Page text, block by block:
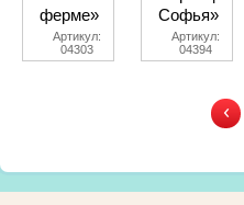
ферме»
Артикул:
04303
Софья»
Артикул:
04394
‹